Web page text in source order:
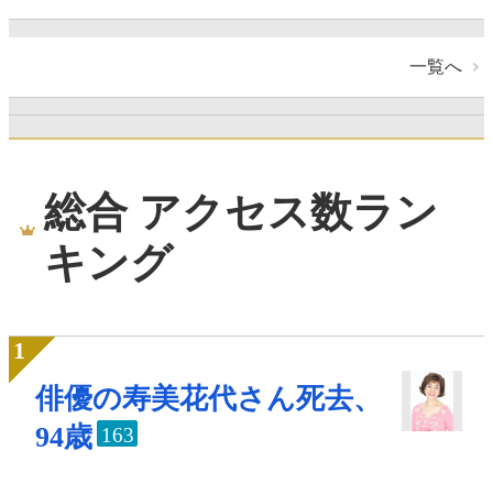
一覧へ
総合 アクセス数ラン
キング
俳優の寿美花代さん死去、
94歳 163